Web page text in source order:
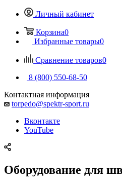
Личный кабинет
Корзина0
Избранные товары0
Сравнение товаров0
8 (800) 550-68-50
Контактная информация
torpedo@spektr-sport.ru
Вконтакте
YouTube
Оборудование для